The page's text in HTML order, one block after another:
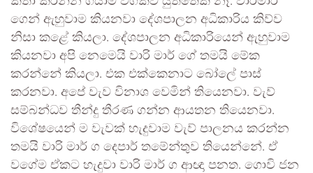
ගෙන් ඇහුවාම කියනවා දේශපාලන අධිකාරිය කිව්ව
නිසා කළේ කියලා. දේශපාලන අධිකාරියෙන් ඇහුවාම
කියනවා අපි නෙමෙයි වාරි මාර් ගේ තමයි මේක
කරන්නේ කියලා. එක එක්කෙනාට බෝලේ පාස්
කරනවා. අපේ වැව විනාශ වෙමින් තියෙනවා. වැව්
සම්බන්ධව තීන්දු තීරණ ගන්න ආයතන තියෙනවා.
විශේෂයෙන් ම වැවක් හැදුවාම වැව් පාලනය කරන්න
තමයි වාරි මාර් ග දෙපාර් තමේන්තුව තියෙන්නේ. ඒ
වගේම ඒකට හැදුවා වාරි මාර් ග ආඥා පනත. ගොවි ජන